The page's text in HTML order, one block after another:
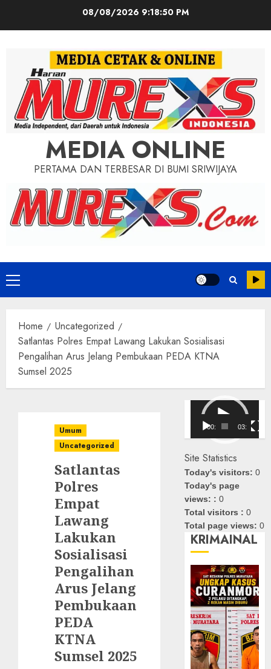
08/08/2026 9:18:52 PM
MEDIA ONLINE
PERTAMA DAN TERBESAR DI BUMI SRIWIJAYA
Primary
Menu
Home
Uncategorized
Satlantas Polres Empat Lawang Lakukan Sosialisasi
Pengalihan Arus Jelang Pembukaan PEDA KTNA
Sumsel 2025
Umum
Uncategorized
Satlantas
Polres
Empat
Lawang
Lakukan
Sosialisasi
Pengalihan
Arus Jelang
Pembukaan
PEDA
KTNA
Sumsel 2025
Pemutar
Video
00:00 03:08
Site Statistics
Today's visitors:0
Today's page
views: :0
Total visitors :0
Total page views:0
KRIMAINAL